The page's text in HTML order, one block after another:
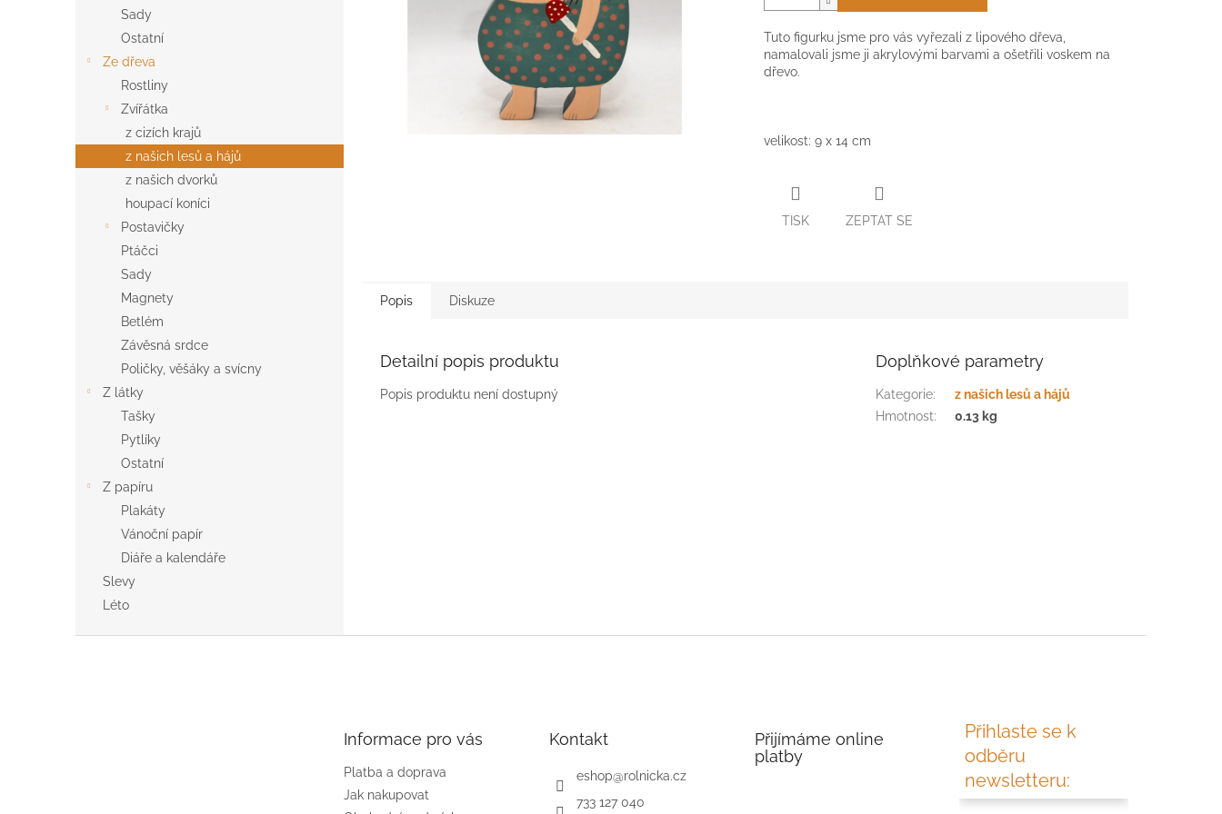
Sady
Ostatní
Ze dřeva
Rostliny
Zvířátka
z cizích krajů
z našich lesů a hájů
z našich dvorků
houpací koníci
Postavičky
Ptáčci
Sady
Magnety
Betlém
Závěsná srdce
Poličky, věšáky a svícny
Z látky
Tašky
Pytlíky
Ostatní
Z papíru
Plakáty
Vánoční papír
Diáře a kalendáře
Slevy
Léto
Tuto figurku jsme pro vás vyřezali z lipového dřeva,
namalovali jsme ji akrylovými barvami a ošetřili voskem na
dřevo.
velikost: 9 x 14cm
TISK ZEPTAT SE
Popis Diskuze
Detailní popis produktu
Popis produktu není dostupný
Doplňkové parametry
Kategorie:
z našich lesů a hájů
Hmotnost: 0.13 kg
Informace pro vás
Platba a doprava
Jak nakupovat
Kontakt
eshop@rolnicka.cz
733 127 040
Přijímáme online
platby
Přihlaste se k
odběru
newsletteru: